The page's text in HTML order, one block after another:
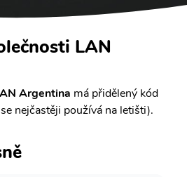
LAN
Argentina má přidělený kód
nejčastěji používá na letišti).